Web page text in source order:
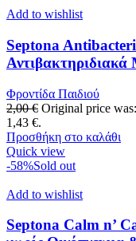
Add to wishlist
Septona
Φροντίδα Παιδιού
2,00€ Original price
1,43 €.
Προσθήκη στο καλάθι
Quick view
-58%Sold out
Add to wishlist
Septona Calm n’